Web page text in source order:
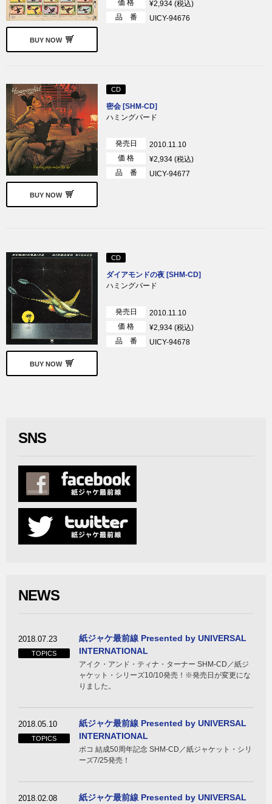
BUY NOW
価 格
¥2,934 (税込)
品 番
UICY-94676
BUY NOW
CD
密会 [SHM-CD]
ハミングバード
発売日
2010.11.10
価 格
¥2,934 (税込)
品 番
UICY-94677
BUY NOW
CD
ダイアモンドの夜 [SHM-CD]
ハミングバード
発売日
2010.11.10
価 格
¥2,934 (税込)
品 番
UICY-94678
SNS
NEWS
2018.07.23
TOPICS
紙ジャケ最前線 Presented by UNIVERSAL
INTERNATIONAL
アイク・アンド・ティナ・ターナー SHM-CD／紙ジ
ャケット・シリーズ10/10発売！※発売日が変更にな
りました。
2018.05.10
TOPICS
紙ジャケ最前線 Presented by UNIVERSAL
INTERNATIONAL
ポコ 結成50周年記念 SHM-CD／紙ジャケット・シリ
ーズ7/25発売！
2018.02.08
紙ジャケ最前線 Presented by UNIVERSAL